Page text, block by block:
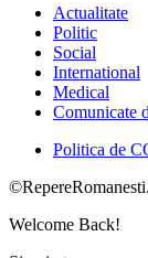
Actualitate
Politic
Social
International
Medical
Comunicate
Politica de
Welcome Back!